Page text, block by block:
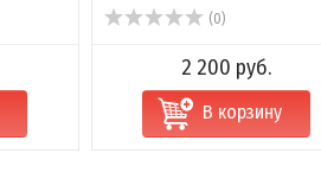
(0)
2 200 руб.
В корзину